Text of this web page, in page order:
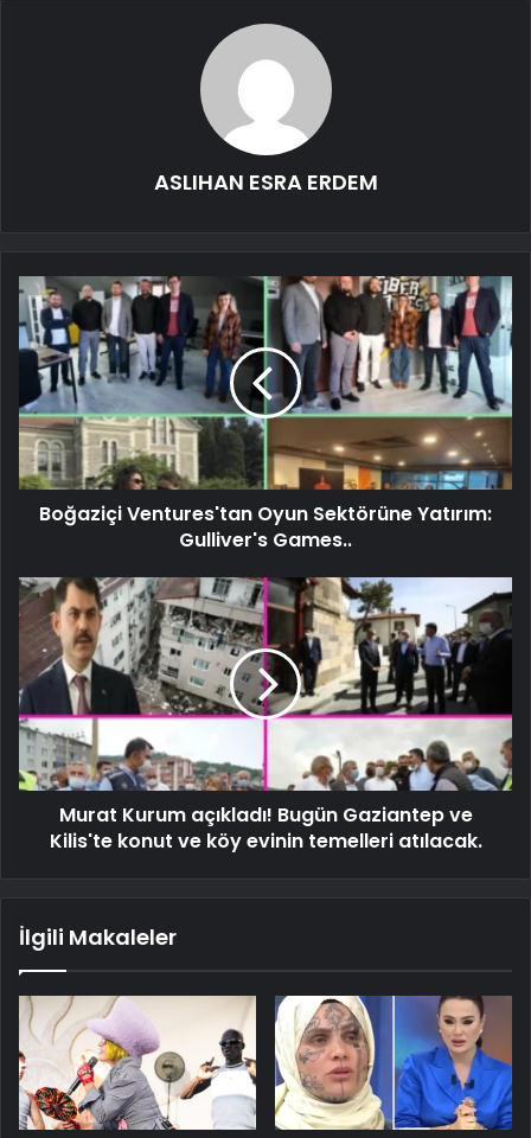
ASLIHAN ESRA ERDEM
Boğaziçi Ventures'tan Oyun Sektörüne Yatırım:
Gulliver's Games..
Murat Kurum açıkladı! Bugün Gaziantep ve
Kilis'te konut ve köy evinin temelleri atılacak.
İlgili Makaleler